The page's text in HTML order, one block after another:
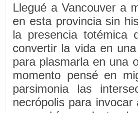
Llegué a Vancouver a
en esta provincia sin
la presencia totémica
convertir la vida en
para plasmarla en una
momento pensé en
parsimonia las
necrópolis para